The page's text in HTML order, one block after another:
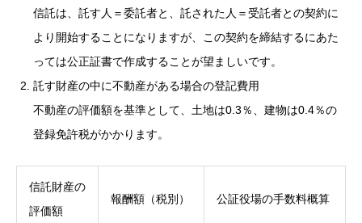
信託は、託す人＝委託者と、託された人＝受託者との契約に
より開始することになりますが、この契約を締結するにあた
っては公正証書で作成することが望ましいです。
託す財産の中に不動産がある場合の登記費用
不動産の評価額を基準として、土地は0.3％、建物は0.4％の
登録免許税がかかります。
信託財産の
評価額
報酬額（税別） 公証役場の手数料概算